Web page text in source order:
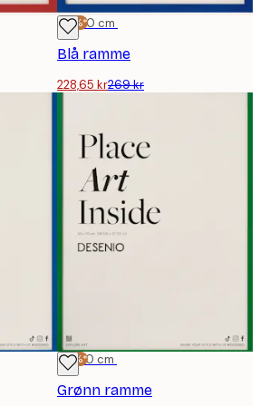
-15%*
30x40 cm
Blå ramme
228,65 kr269 kr
-15%*
50x70 cm
Grønn ramme